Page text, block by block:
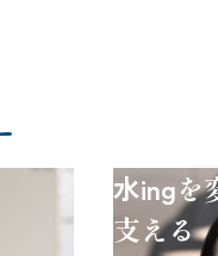
水ingを変革
支える